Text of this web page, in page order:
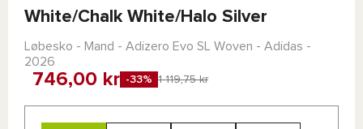
White/Chalk White/Halo Silver
Løbesko - Mand - Adizero Evo SL Woven - Adidas -
2026
746,00 kr -33% 1 119,75 kr